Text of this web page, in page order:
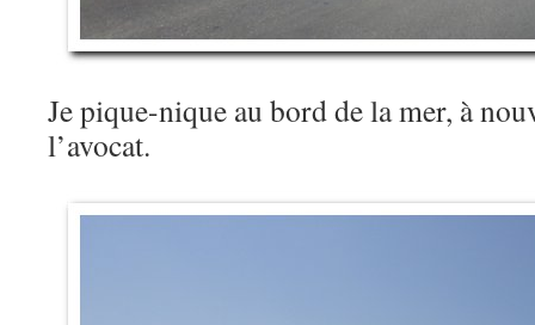
Je pique-nique au bord de la mer, à
l’avocat.